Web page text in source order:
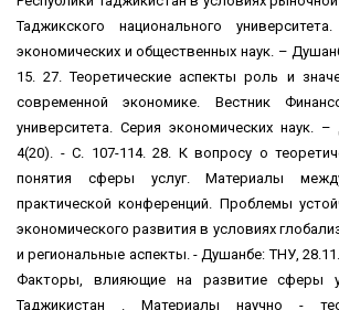
Таджикского национального
экономических и общественных наук. –
15. 27. Теоретические аспекты роль и
современной экономике. Вестник
университета. Серия экономических наук.
4(20). - С. 107-114. 28. К вопросу о
понятия сферы услуг. Материалы
практической конференций. Проблемы
экономического развития в условиях
и региональные аспекты. - Душанбе: ТНУ,
Факторы, влияющие на развитие сферы
Таджикистан . Материалы научно -